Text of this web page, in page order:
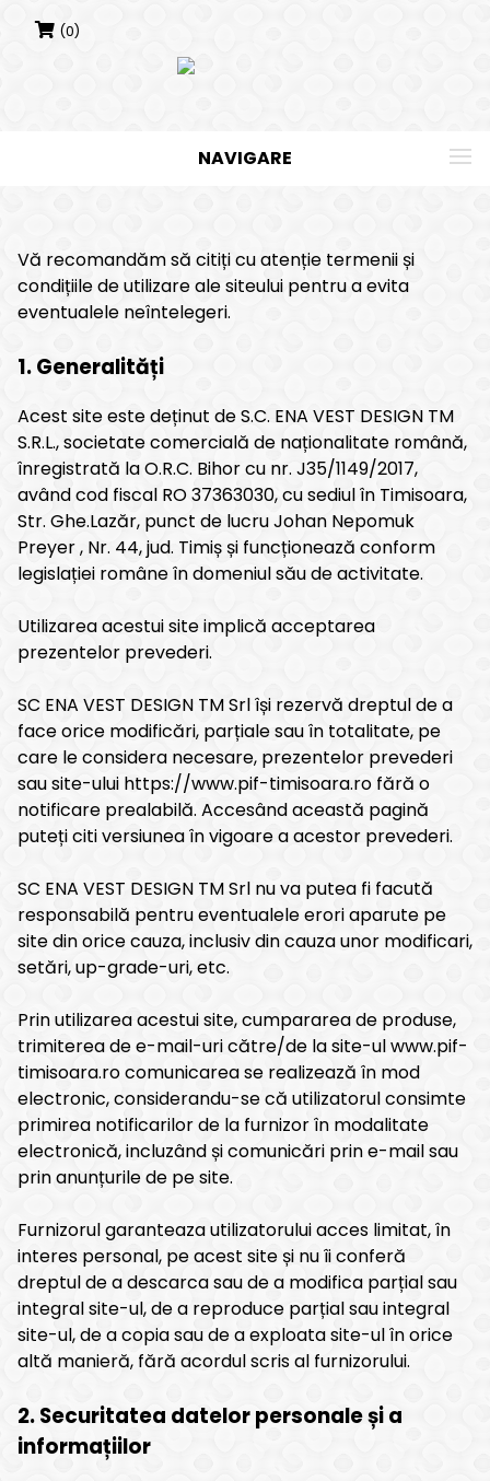
(0)
NAVIGARE
Vă recomandăm să citiți cu atenție termenii și
condițiile de utilizare ale siteului pentru a evita
eventualele neîntelegeri.
1. Generalități
Acest site este deținut de S.C. ENA VEST DESIGN TM
S.R.L., societate comercială de naționalitate română,
înregistrată la O.R.C. Bihor cu nr. J35/1149/2017,
având cod fiscal RO 37363030, cu sediul în Timisoara,
Str. Ghe.Lazăr, punct de lucru Johan Nepomuk
Preyer , Nr. 44, jud. Timiș și funcționează conform
legislației române în domeniul său de activitate.
Utilizarea acestui site implică acceptarea
prezentelor prevederi.
SC ENA VEST DESIGN TM Srl își rezervă dreptul de a
face orice modificări, parțiale sau în totalitate, pe
care le considera necesare, prezentelor prevederi
sau site-ului https://www.pif-timisoara.ro fără o
notificare prealabilă. Accesând această pagină
puteți citi versiunea în vigoare a acestor prevederi.
SC ENA VEST DESIGN TM Srl nu va putea fi facută
responsabilă pentru eventualele erori aparute pe
site din orice cauza, inclusiv din cauza unor modificari,
setări, up-grade-uri, etc.
Prin utilizarea acestui site, cumpararea de produse,
trimiterea de e-mail-uri către/de la site-ul www.pif-
timisoara.ro comunicarea se realizează în mod
electronic, considerandu-se că utilizatorul consimte
primirea notificarilor de la furnizor în modalitate
electronică, incluzând și comunicări prin e-mail sau
prin anunțurile de pe site.
Furnizorul garanteaza utilizatorului acces limitat, în
interes personal, pe acest site și nu îi conferă
dreptul de a descarca sau de a modifica parțial sau
integral site-ul, de a reproduce parțial sau integral
site-ul, de a copia sau de a exploata site-ul în orice
altă manieră, fără acordul scris al furnizorului.
2. Securitatea datelor personale și a
informațiilor